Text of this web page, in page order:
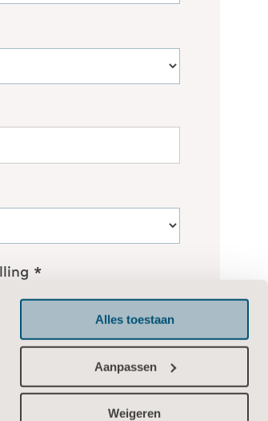
Alles toestaan
Aanpassen
Weigeren